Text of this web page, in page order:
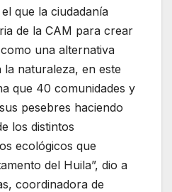
que la ciudadanía
de la CAM para crear
una alternativa
naturaleza, en este
que 40 comunidades y
pesebres haciendo
los distintos
ecológicos que
del Huila”, dio a
coordinadora de